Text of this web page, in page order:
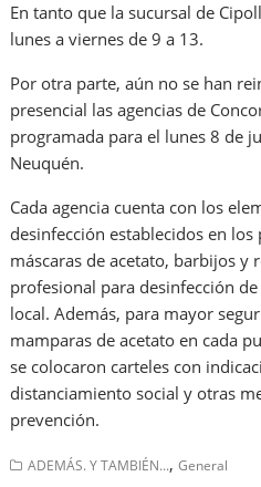
En tanto que la sucursal de
lunes a viernes de 9 a 13.
Por otra parte, aún no se han
presencial las agencias de
programada para el lunes 8 de
Neuquén.
Cada agencia cuenta con los
desinfección establecidos en
máscaras de acetato, barbijos y
profesional para desinfección
local. Además, para mayor
mamparas de acetato en cada
se colocaron carteles con
distanciamiento social y otras
prevención.
ADEMÁS. Y TAMBIÉN...,General